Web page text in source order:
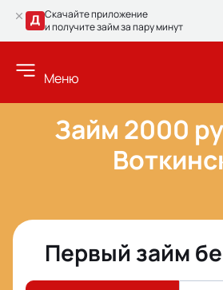
Скачайте приложение
и получите займ за пару минут
Меню
Займ 2000
Первый займ